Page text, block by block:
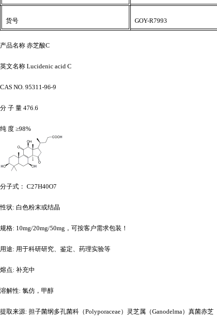
货号 GOY-R7993
产品名称 赤芝酸C
英文名称 Lucidenic acid C
CAS NO. 95311-96-9
分 子 量 476.6
纯 度 ≥98%
分子式： C27H40O7
性状: 白色粉末或结晶
规格: 10mg/20mg/50mg，可按客户需求包装！
用途: 用于科研研究、鉴定、药理实验等
熔点: 补充中
溶解性: 氯仿，甲醇
提取来源: 担子菌纲多孔菌科（Polyporaceae）灵芝属（Ganodelma）真菌赤芝